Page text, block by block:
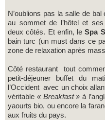
N’oublions pas la salle de bal ou de mariage c’est selon, située
au sommet de l’hôtel et
deux côtés. Et enfin, leSpa
bain turc (un must dans ce
zone de relaxation après
Côté restaurant tout
petit-déjeuner buffet du
l’Occident avec un choix
véritable « Breakfast » à
yaourts bio, ou encore la
aux fruits du pays.